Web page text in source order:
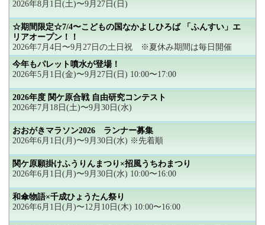
2026年8月1日(土)〜9月27日(日)
☆期間限定☆7/4〜こどもの国なかよしひろば 「ふんすい」エ
リアオープン！！
2026年7月4日〜9月27日の土日祝 ※夏休み期間は毎日開催
今年もパレット噴水が登場！
2026年5月1日(金)〜9月27日(日) 10:00〜17:00
2026年度 関ケ原合戦 自由研究コンテスト
2026年7月18日(土)〜9月30日(水)
おおがきマラソン2026 ランナー募集
2026年6月1日(月)〜9月30日(水) ※先着順
関ケ原願掛けふうりんまつり×招風うちわまつり
2026年6月1日(月)〜9月30日(水) 10:00〜16:00
和傘物語×千成ひょうたん祭り
2026年6月1日(月)〜12月10日(木) 10:00〜16:00